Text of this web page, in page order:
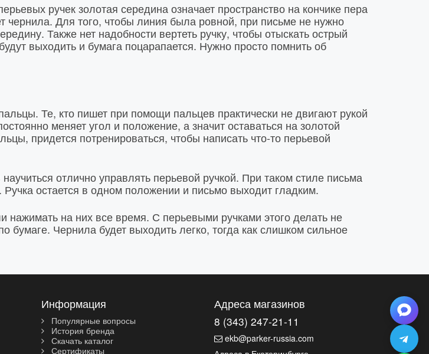
ручек золотая середина означает пространство на кончике пера
чернила. Для того, чтобы линия была ровной, при письме не нужно
Также нет надобности вертеть ручку, чтобы отыскать острый
выходить и бумага поцарапается. Нужно просто помнить об
Те, кто пишет при помощи пальцев практически не двигают рукой
меняет угол и положение, а значит оставаться на золотой
придется потренироваться, чтобы написать что-то перьевой
отлично управлять перьевой ручкой. При таком стиле письма
остается в одном положении и письмо выходит гладким.
на них все время. С перьевыми ручками этого делать не
бумаге. Чернила будет выходить легко, тогда как слишком сильное
Информация
Популярные вопросы
История бренда
Скачать каталог
Сертификаты
Адреса магазинов
8 (343) 247-21-11
ekb@parker-russia.com